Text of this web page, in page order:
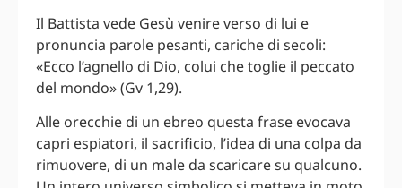
Il Battista vede Gesù venire verso di lui e
pronuncia parole pesanti, cariche di secoli:
«Ecco l’agnello di Dio, colui che toglie il peccato
del mondo» (Gv 1,29).
Alle orecchie di un ebreo questa frase evocava
capri espiatori, il sacrificio, l’idea di una colpa da
rimuovere, di un male da scaricare su qualcuno.